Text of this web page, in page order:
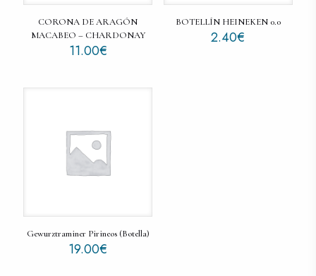
CORONA DE ARAGÓN
MACABEO – CHARDONAY
11.00€
BOTELLÍN HEINEKEN 0.0
2.40€
Gewurztraminer Pirineos (Botella)
19.00€